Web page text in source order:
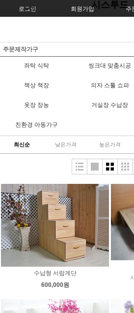
로그인 회원가입 주
시스투드
주문제작가구
좌탁 식탁 씽크대 맞춤시공
책상 책장 의자 스툴 쇼파
옷장 장농 거실장 수납장
친환경 아동가구
최신순 낮은가격 높은가격
수납형 서랍계단
600,000원